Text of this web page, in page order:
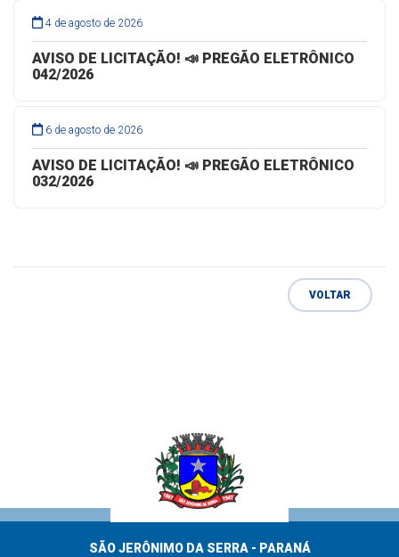
4 de agosto de 2026
AVISO DE LICITAÇÃO! 📣 PREGÃO ELETRÔNICO
042/2026
6 de agosto de 2026
AVISO DE LICITAÇÃO! 📣 PREGÃO ELETRÔNICO
032/2026
VOLTAR
SÃO JERÔNIMO DA SERRA - PARANÁ